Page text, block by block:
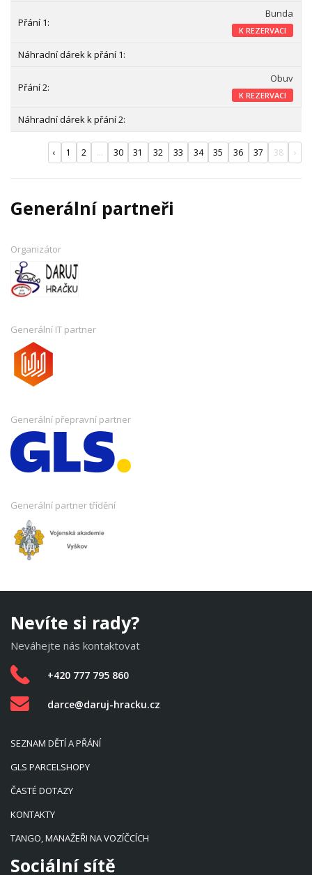
Bunda
K REZERVACI
Obuv
K REZERVACI
‹ 1 2 ... 30 31 32 33 34 35 36 37 38 ›
Generální partneři
Organizátor
Generální IT partner
Generální přepravní partner
Generální partner třídění
Nevíte si rady?
Neváhejte nás kontaktovat
+420 777 795 860
darce@daruj-hracku.cz
SEZNAM DĚTÍ A PŘÁNÍ
GLS PARCELSHOPY
ČASTÉ DOTAZY
KONTAKTY
TANGO, MANAŽEŘI NA VOZÍČCÍCH
Sociální sítě